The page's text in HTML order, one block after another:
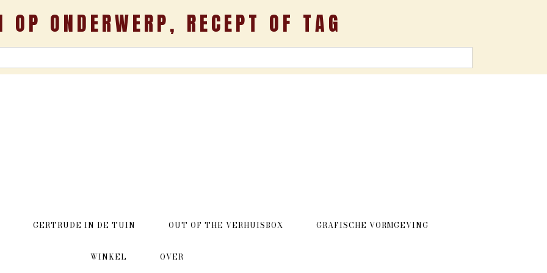
OP ONDERWERP, RECEPT OF TAG
GERTRUDE IN DE TUIN OUT OF THE VERHUISBOX GRAFISCHE VORMGEVING
WINKEL OVER